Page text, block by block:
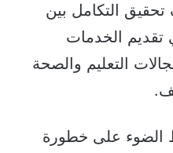
التكامل بين
تقديم الخدمات
التعليم والصحة
الضوء على خطورة